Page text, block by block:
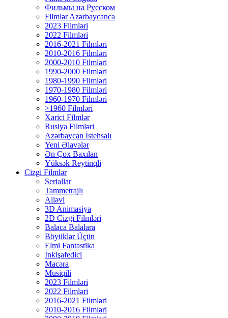
Фильмы на Русском
Filmlər Azərbaycanca
2023 Filmləri
2022 Filmləri
2016-2021 Filmləri
2010-2016 Filmləri
2000-2010 Filmləri
1990-2000 Filmləri
1980-1990 Filmləri
1970-1980 Filmləri
1960-1970 Filmləri
>1960 Filmləri
Xarici Filmlər
Rusiya Filmləri
Azərbaycan İstehsalı
Yeni Əlavələr
Ən Çox Baxılan
Yüksək Reytinqli
Cizgi Filmlər
Seriallar
Tammetrajlı
Ailəvi
3D Animasiya
2D Cizgi Filmləri
Balaca Balalara
Böyüklər Üçün
Elmi Fantastika
İnkişafedici
Macəra
Musiqili
2023 Filmləri
2022 Filmləri
2016-2021 Filmləri
2010-2016 Filmləri